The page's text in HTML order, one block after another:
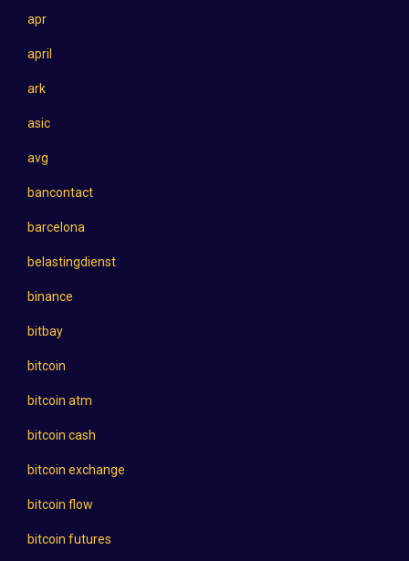
apr
april
ark
asic
avg
bancontact
barcelona
belastingdienst
binance
bitbay
bitcoin
bitcoin atm
bitcoin cash
bitcoin exchange
bitcoin flow
bitcoin futures